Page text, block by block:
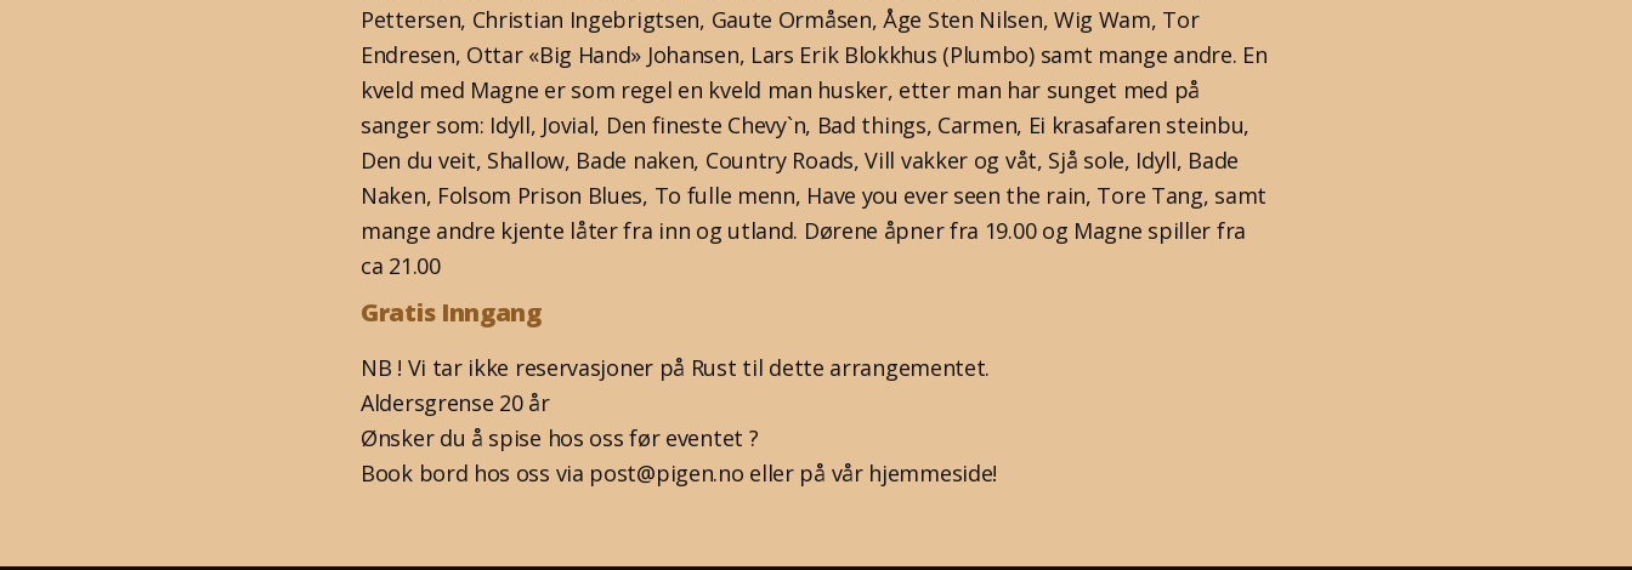
Pettersen, Christian Ingebrigtsen, Gaute Ormåsen, Åge Sten Nilsen, Wig Wam, Tor
Endresen, Ottar «Big Hand» Johansen, Lars Erik Blokkhus (Plumbo) samt mange andre. En
kveld med Magne er som regel en kveld man husker, etter man har sunget med på
sanger som: Idyll, Jovial, Den fineste Chevy`n, Bad things, Carmen, Ei krasafaren steinbu,
Den du veit, Shallow, Bade naken, Country Roads, Vill vakker og våt, Sjå sole, Idyll, Bade
Naken, Folsom Prison Blues, To fulle menn, Have you ever seen the rain, Tore Tang, samt
mange andre kjente låter fra inn og utland. Dørene åpner fra 19.00 og Magne spiller fra
ca 21.00
Gratis Inngang
NB ! Vi tar ikke reservasjoner på Rust til dette arrangementet.
Aldersgrense 20 år
Ønsker du å spise hos oss før eventet ?
Book bord hos oss via post@pigen.no eller på vår hjemmeside!